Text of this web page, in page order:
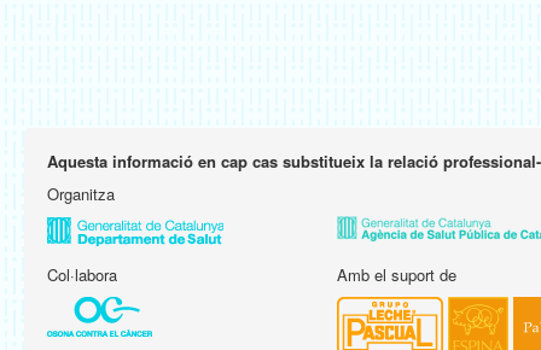
Aquesta informació en cap cas substitueix la relació
Organitza
Col·labora Amb el suport de